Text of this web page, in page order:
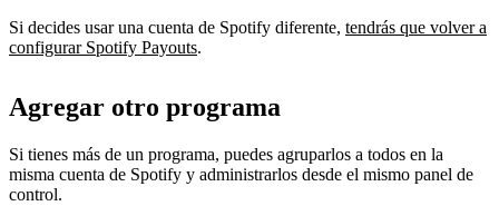
Si decides usar una cuenta de Spotify diferente, tendrás que volver a
configurar Spotify Payouts.
Agregar otro programa
Si tienes más de un programa, puedes agruparlos a todos en la
misma cuenta de Spotify y administrarlos desde el mismo panel de
control.